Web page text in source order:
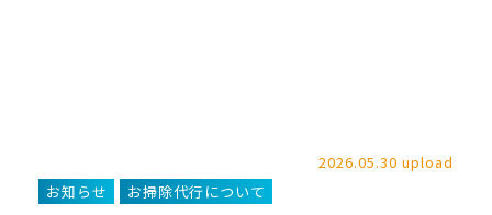
2026.05.30 upload
お知らせ
お掃除代行について